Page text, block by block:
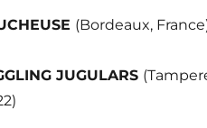
(Bordeaux,
JUGULARS